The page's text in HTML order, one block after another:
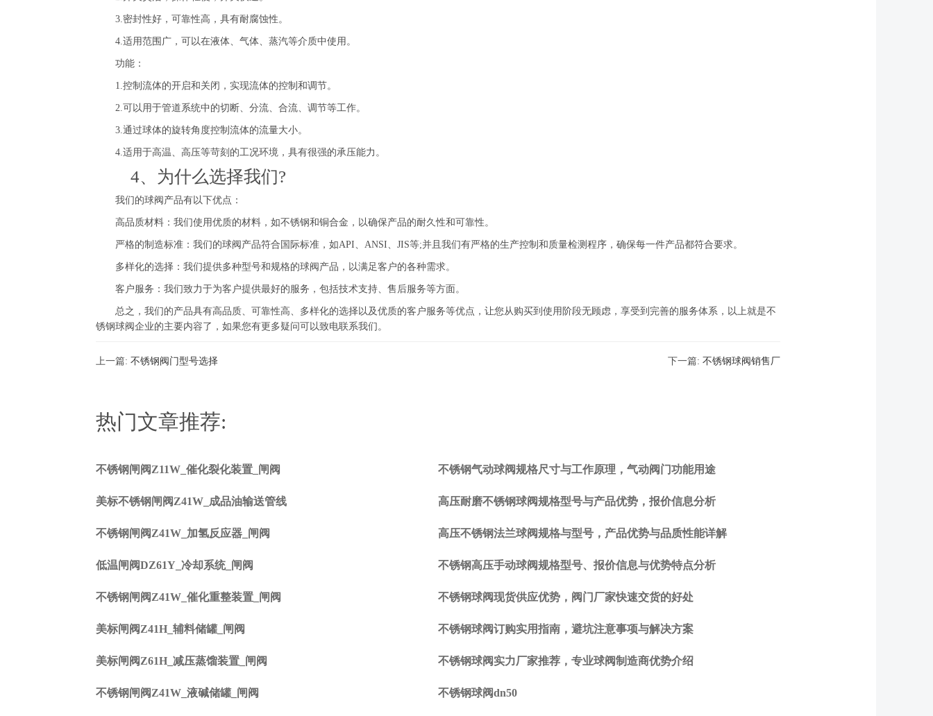
3.密封性好，可靠性高，具有耐腐蚀性。
4.适用范围广，可以在液体、气体、蒸汽等介质中使用。
功能：
1.控制流体的开启和关闭，实现流体的控制和调节。
2.可以用于管道系统中的切断、分流、合流、调节等工作。
3.通过球体的旋转角度控制流体的流量大小。
4.适用于高温、高压等苛刻的工况环境，具有很强的承压能力。
4、为什么选择我们?
我们的球阀产品有以下优点：
高品质材料：我们使用优质的材料，如不锈钢和铜合金，以确保产品的耐久性和可靠性。
严格的制造标准：我们的球阀产品符合国际标准，如API、ANSI、JIS等;并且我们有严格的生产控制和质量检测程序，确保每一件产品都符合要求。
多样化的选择：我们提供多种型号和规格的球阀产品，以满足客户的各种需求。
客户服务：我们致力于为客户提供最好的服务，包括技术支持、售后服务等方面。
总之，我们的产品具有高品质、可靠性高、多样化的选择以及优质的客户服务等优点，让您从购买到使用阶段无顾虑，享受到完善的服务体系，以上就是不
锈钢球阀企业的主要内容了，如果您有更多疑问可以致电联系我们。
上一篇: 不锈钢阀门型号选择 下一篇: 不锈钢球阀销售厂
热门文章推荐:
不锈钢闸阀Z11W_催化裂化装置_闸阀
美标不锈钢闸阀Z41W_成品油输送管线
不锈钢闸阀Z41W_加氢反应器_闸阀
低温闸阀DZ61Y_冷却系统_闸阀
不锈钢闸阀Z41W_催化重整装置_闸阀
美标闸阀Z41H_辅料储罐_闸阀
美标闸阀Z61H_减压蒸馏装置_闸阀
不锈钢闸阀Z41W_液碱储罐_闸阀
不锈钢气动球阀规格尺寸与工作原理，气动阀门功能用途
高压耐磨不锈钢球阀规格型号与产品优势，报价信息分析
高压不锈钢法兰球阀规格与型号，产品优势与品质性能详解
不锈钢高压手动球阀规格型号、报价信息与优势特点分析
不锈钢球阀现货供应优势，阀门厂家快速交货的好处
不锈钢球阀订购实用指南，避坑注意事项与解决方案
不锈钢球阀实力厂家推荐，专业球阀制造商优势介绍
不锈钢球阀dn50
一
不
钢
门
号
选